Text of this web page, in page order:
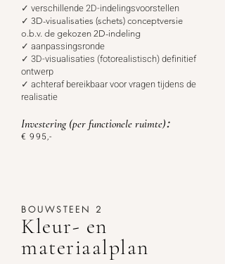
✓ verschillende 2D-indelingsvoorstellen
✓ 3D-visualisaties (schets) conceptversie
o.b.v. de gekozen 2D-indeling
✓ aanpassingsronde
✓ 3D-visualisaties (fotorealistisch) definitief
ontwerp
✓ achteraf bereikbaar voor vragen tijdens de
realisatie
Investering (per functionele ruimte):
€ 995,-
BOUWSTEEN 2
Kleur- en
materiaalplan